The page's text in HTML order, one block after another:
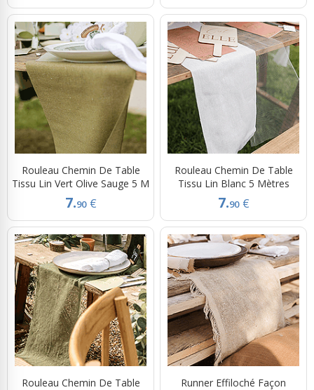
Rouleau Chemin De Table
Tissu Lin Vert Olive Sauge 5 M
7.90 €
Rouleau Chemin De Table
Tissu Lin Blanc 5 Mètres
7.90 €
Rouleau Chemin De Table
Runner Effiloché Façon